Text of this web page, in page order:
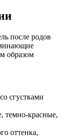
после родов
образом
сгустками
темно-красные,
оттенка,